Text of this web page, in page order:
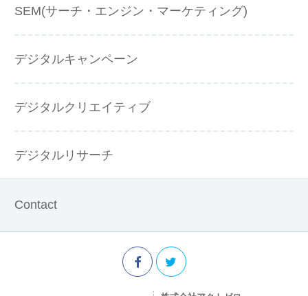
SEM(サーチ・エンジン・マーケティング)
デジタルキャンペーン
デジタルクリエイティブ
デジタルリサーチ
Contact